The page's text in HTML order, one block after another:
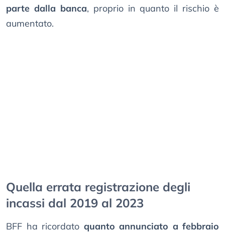
parte dalla banca, proprio in quanto il rischio è
aumentato.
Quella errata registrazione degli
incassi dal 2019 al 2023
BFF ha ricordato quanto annunciato a febbraio